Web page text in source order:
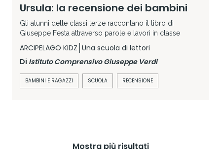
Ursula: la recensione dei bambini
Gli alunni delle classi terze raccontano il libro di
Giuseppe Festa attraverso parole e lavori in classe
ARCIPELAGO KIDZ Una scuola di lettori
Di Istituto Comprensivo Giuseppe Verdi
BAMBINI E RAGAZZI SCUOLA RECENSIONE
Mostra più risultati